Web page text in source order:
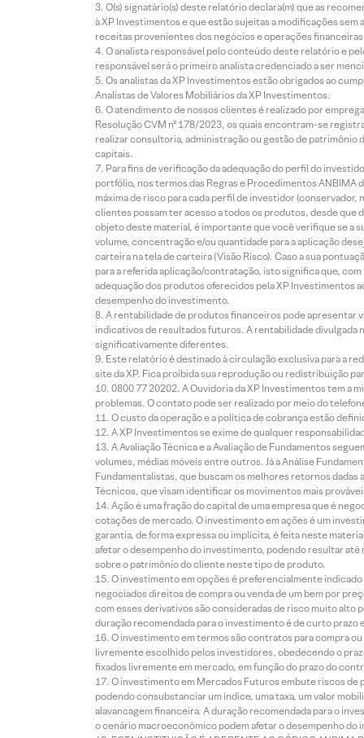
O(s) signatário(s) deste relatório declara(m) que as
à XP Investimentos e que estão sujeitas a modificações
receitas provenientes dos negócios e operações
O analista responsável pelo conteúdo deste relatório e
responsável será o primeiro analista credenciado a ser
Os analistas da XP Investimentos estão obrigados ao
Analistas de Valores Mobiliários da XP Investimentos.
O atendimento de nossos clientes é realizado por
Resolução CVM nº 178/2023, os quais encontram-se
realizar consultoria, administração ou gestão de patrimônio
capitais.
Para fins de verificação da adequação do perfil do
portfólio, nos termos das Regras e Procedimentos
máxima de risco para cada perfil de investidor
clientes possam ter acesso a todos os produtos, desde que
objeto deste material, é importante que você verifique se a
volume, concentração e/ou quantidade para a aplicação
carteira na tela de carteira (Visão Risco). Caso a sua
para a referida aplicação/contratação, isto significa que,
adequação dos produtos oferecidos pela XP Investimentos
desempenho do investimento.
A rentabilidade de produtos financeiros pode apresentar
indicativos de resultados futuros. A rentabilidade divulgada
significativamente diferentes.
Este relatório é destinado à circulação exclusiva para a
site da XP. Fica proibida sua reprodução ou redistribuição
0800 77 20202. A Ouvidoria da XP Investimentos tem a
problemas. O contato pode ser realizado por meio do
O custo da operação e a política de cobrança estão
A XP Investimentos se exime de qualquer
A Avaliação Técnica e a Avaliação de Fundamentos
volumes, médias móveis entre outros. Já a Análise
Fundamentalistas, que buscam os melhores retornos
Técnicos, que visam identificar os movimentos mais
Ação é uma fração do capital de uma empresa que é
cotações de mercado. O investimento em ações é um
garantia, de forma expressa ou implícita, é feita neste
afetar o desempenho do investimento, podendo resultar
sobre o patrimônio do cliente neste tipo de produto.
O investimento em opções é preferencialmente
negociados direitos de compra ou venda de um bem por
com esses derivativos são consideradas de risco muito alto
duração recomendada para o investimento é de curto
O investimento em termos são contratos para compra
livremente escolhido pelos investidores, obedecendo o
fixados livremente em mercado, em função do prazo do
O investimento em Mercados Futuros embute riscos
podendo consubstanciar um índice, uma taxa, um valor
alavancagem financeira. A duração recomendada para o
o cenário macroeconômico podem afetar o desempenho do